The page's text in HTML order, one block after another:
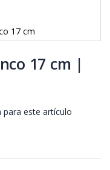
17 cm
17 cm |
para este artículo